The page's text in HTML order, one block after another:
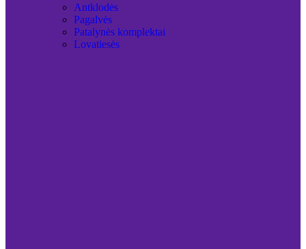
Antklodės
Pagalvės
Patalynės komplektai
Lovatiesės